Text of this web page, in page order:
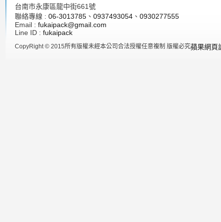
台南市永康區龍中街661號
聯絡專線 : 06-3013785 、 0937493054 、 0930277555
Email : fukaipack@gmail.com
Line ID : fukaipack
CopyRight © 2015所有版權未經本公司合法授權任意複制 版權必究蘋果網頁